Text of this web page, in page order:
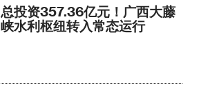
总投资357.36亿元！广西大藤
峡水利枢纽转入常态运行